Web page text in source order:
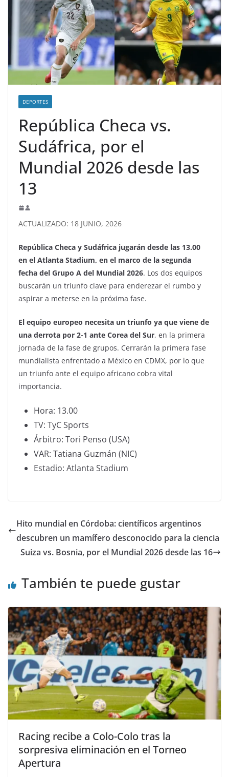
DEPORTES
República Checa vs.
Sudáfrica, por el
Mundial 2026 desde las
13
ACTUALIZADO: 18 JUNIO, 2026
República Checa y Sudáfrica jugarán desde las 13.00
en el Atlanta Stadium, en el marco de la segunda
fecha del Grupo A del Mundial 2026. Los dos equipos
buscarán un triunfo clave para enderezar el rumbo y
aspirar a meterse en la próxima fase.
El equipo europeo necesita un triunfo ya que viene de
una derrota por 2-1 ante Corea del Sur, en la primera
jornada de la fase de grupos. Cerrarán la primera fase
mundialista enfrentado a México en CDMX, por lo que
un triunfo ante el equipo africano cobra vital
importancia.
Hora: 13.00
TV: TyC Sports
Árbitro: Tori Penso (USA)
VAR: Tatiana Guzmán (NIC)
Estadio: Atlanta Stadium
Hito mundial en Córdoba: científicos argentinos
descubren un mamífero desconocido para la ciencia
Suiza vs. Bosnia, por el Mundial 2026 desde las 16
También te puede gustar
Racing recibe a Colo-Colo tras la
sorpresiva eliminación en el Torneo
Apertura